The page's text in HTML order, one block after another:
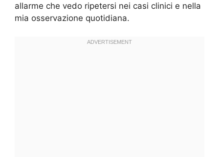
allarme che vedo ripetersi nei casi clinici e nella
mia osservazione quotidiana.